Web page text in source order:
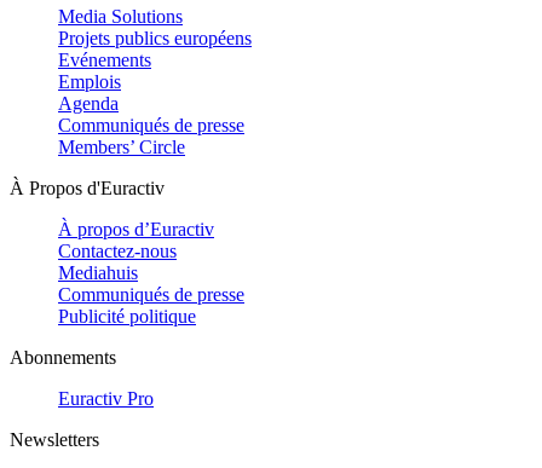
Media Solutions
Projets publics européens
Evénements
Emplois
Agenda
Communiqués de presse
Members’ Circle
À Propos d'Euractiv
À propos d’Euractiv
Contactez-nous
Mediahuis
Communiqués de presse
Publicité politique
Abonnements
Euractiv Pro
Newsletters